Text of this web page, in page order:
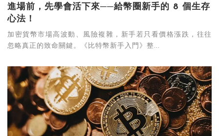
進場前，先學會活下來──給幣圈新手的 8 個生存
心法！
加密貨幣市場高波動、風險複雜，新手若只看價格漲跌，往往
忽略真正的致命關鍵。《比特幣新手入門》整...